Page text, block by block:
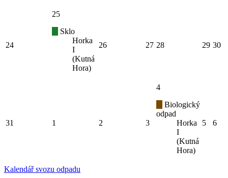
24
25
Sklo
Horka
I
(Kutná
Hora)
26 27 28 29 30
31 1 2 3
4
Biologický
odpad
Horka
I
(Kutná
Hora)
5 6
Kalendář svozu odpadu